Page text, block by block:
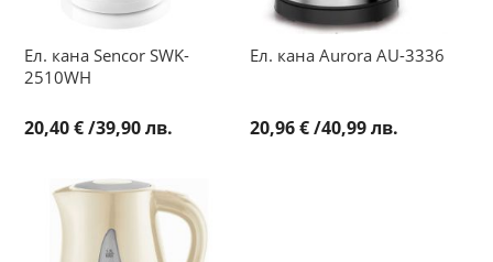
Ел. кана Sencor SWK-
2510WH
20,40 €/39,90 лв.
Ел. кана Aurora AU-3336
20,96 €/40,99 лв.